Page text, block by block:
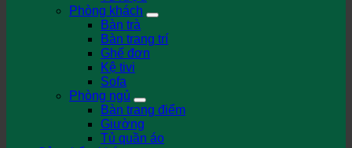
Phòng khách
Bàn trà
Bàn trang trí
Ghế đơn
Kệ tivi
Sofa
Phòng ngủ
Bàn trang điểm
Giường
Tủ quần áo